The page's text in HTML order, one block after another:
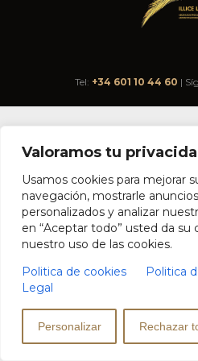
Valoramos tu
Usamos cookies para mejorar
navegación, mostrarle
personalizados y analizar
en “Aceptar todo” usted da
nuestro uso de las cookies.
Politica de cookies
Politica
Legal
Personalizar Rechazar
Tel: +34 601 10 44 60 |